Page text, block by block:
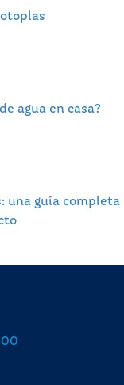
agua en casa?
una guía completa